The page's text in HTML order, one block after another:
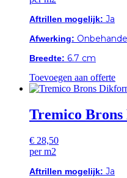
Aftrillen mogelijk: Ja
Afwerking:
Breedte: 6.7 cm
Toevoegen aan offerte
Tremico
€ 28,50
per m2
Aftrillen mogelijk: Ja